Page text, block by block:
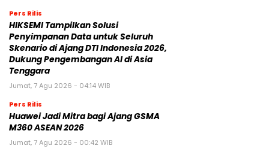
Pers Rilis
HIKSEMI Tampilkan Solusi
Penyimpanan Data untuk Seluruh
Skenario di Ajang DTI Indonesia 2026,
Dukung Pengembangan AI di Asia
Tenggara
Jumat, 7 Agu 2026 - 04:14 WIB
Pers Rilis
Huawei Jadi Mitra bagi Ajang GSMA
M360 ASEAN 2026
Jumat, 7 Agu 2026 - 00:42 WIB